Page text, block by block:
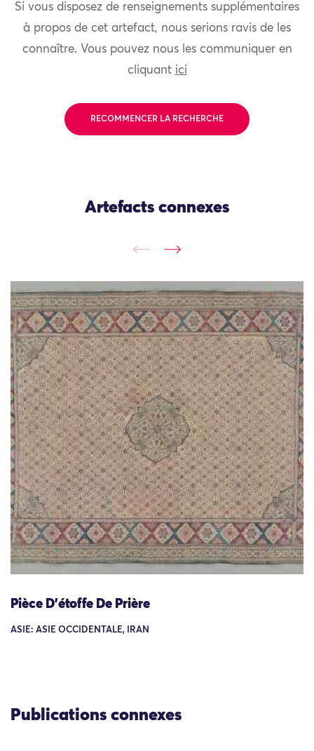
Si vous disposez de renseignements supplémentaires
à propos de cet artefact, nous serions ravis de les
connaître. Vous pouvez nous les communiquer en
cliquant ici
RECOMMENCER LA RECHERCHE
Artefacts connexes
Pièce D’étoffe De Prière
ASIE: ASIE OCCIDENTALE, IRAN
Publications connexes